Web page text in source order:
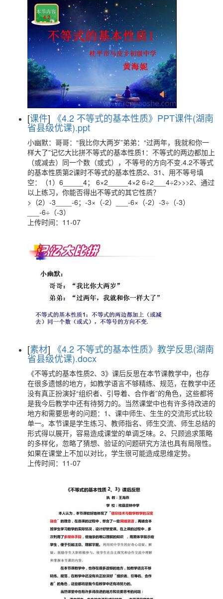
[课件] 《4.2 不等式的基本性质》PPT课件(湖南
省县级优课).ppt
小幽默：哥哥：“我比你大两岁”弟弟：“过两年，我就和你一
样大了”记忆大比拼不等式的基本性质1：不等式的两边都加上
（或减去）同一个数（或式），不等号的方向不变.4.2不等式
的基本性质第2课时不等式的基本性质2、31、用不等号填
空：（1）6_____4； 6×2_____4×2 6÷2___4÷2>>>2、通过
以上练习，你能否得出不等式的其它性质？
>（2）-3____-6；-3×（-2）___-6×（-2）-3÷（-3）
___-6÷（-3）
上传时间：11-07
[素材] 《4.2 不等式的基本性质》教学反思(湖南
省县级优课).docx
《不等式的基本性质2、3》课后反思在本节课教学中，也存
在很多遗憾的地方，如教学语言不够精练、规范，在教学中还
没有真正扮演好“组织者、引导着、合作者”的角色，这些都将
是我今后教学中还有待努力的。当然课堂中也有许多待改进的
地方和需要思考的问题：1、课中师生、生生的交流形式比较
单一。本节课是学生练习、教师指名、师生交流、师生总结的
形式得以展开，容易造成课堂的单调乏味。2、只顾追求策略
的多样化，忽略了猜想、验证的问题研究方法也具有局限性。
如果在课堂上不加以对比，学生很可能造成思维定势。
上传时间：11-07